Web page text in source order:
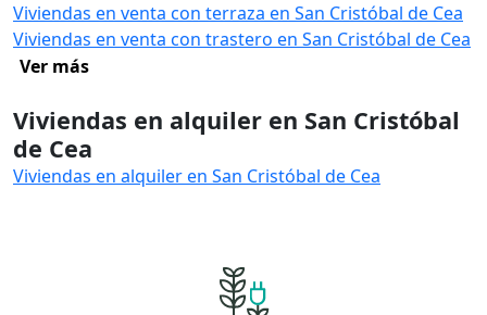
Viviendas en venta con terraza en San Cristóbal de Cea
Viviendas en venta con trastero en San Cristóbal de Cea
Ver más
Viviendas en alquiler en San Cristóbal
de Cea
Viviendas en alquiler en San Cristóbal de Cea